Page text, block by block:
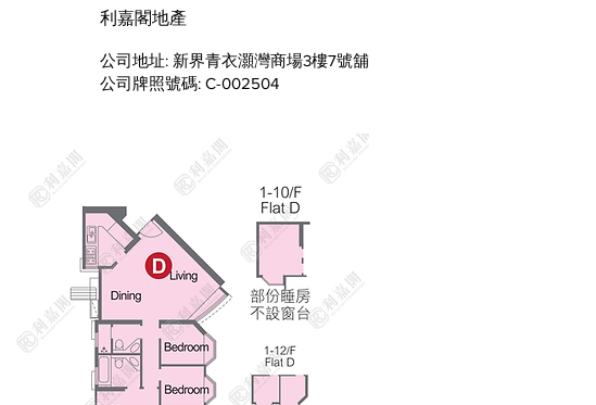
利嘉閣地產
公司地址: 新界青衣灝灣商場3樓7號舖
公司牌照號碼: C-002504